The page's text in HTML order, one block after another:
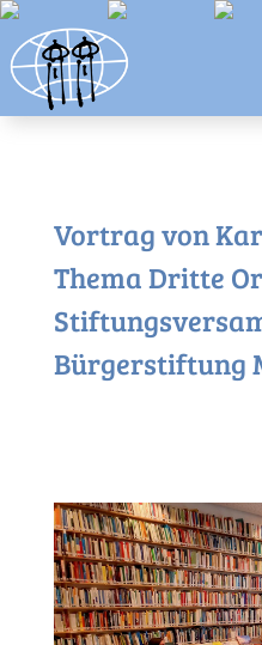
Vortrag von
Thema Dritte
Bürgerstiftung